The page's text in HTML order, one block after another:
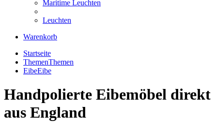
Maritime Leuchten
Leuchten
Warenkorb
Startseite
ThemenThemen
EibeEibe
Handpolierte Eibemöbel direkt
aus England